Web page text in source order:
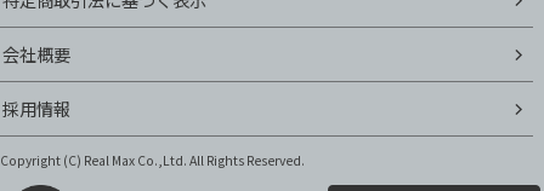
会社概要
採用情報
Copyright (C) Real Max Co.,Ltd. All Rights Reserved.